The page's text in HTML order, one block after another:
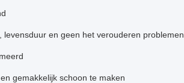
en geen het verouderen problemen.
gemakkelijk schoon te maken